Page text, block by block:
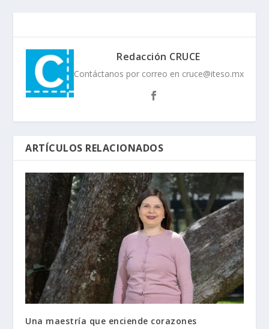
Redacción CRUCE
Contáctanos por correo en cruce@iteso.mx
ARTÍCULOS RELACIONADOS
Una maestría que enciende corazones